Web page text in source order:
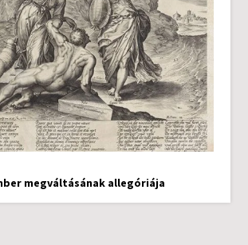
megváltásának allegóriája